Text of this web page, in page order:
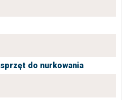
sprzęt do nurkowania